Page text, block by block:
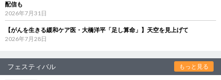
配信も
2026年7月31日
【がんを生きる緩和ケア医・大橋洋平「足し算命」】天空を見上げて
2026年7月28日
フェスティバル もっと見る